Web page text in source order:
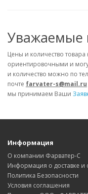
Уважаемые
Цены и количество
ориентировочными и
и количество можно по
почте farvater-s@mail.ru
мы принимаем Ваши
Информация
О компании Фарватер-С
Информация о доставке и
Политика Безопасности
Условия соглашения